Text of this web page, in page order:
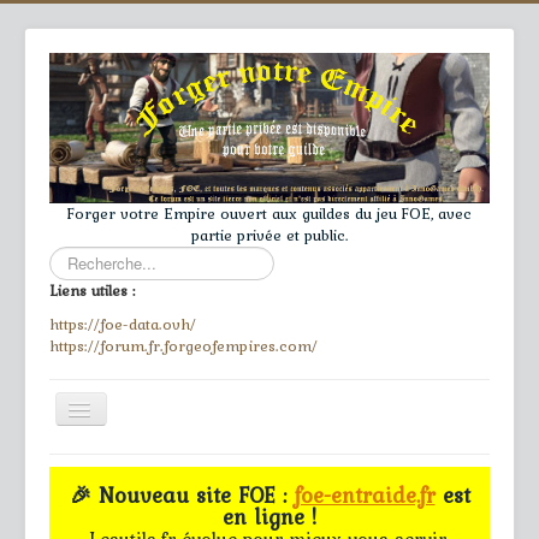
Forger votre Empire ouvert aux guildes du jeu FOE, avec
partie privée et public.
Rechercher
Liens utiles :
https://foe-data.ovh/
https://forum.fr.forgeofempires.com/
Toggle
Navigation
≡
Accueil
🎉 Nouveau site FOE :foe-entraide.frest
en ligne !